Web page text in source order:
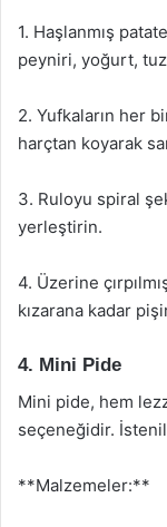
1. Haşlanmış
peyniri, yoğurt,
2. Yufkaların her
harçtan koyarak
3. Ruloyu spiral
yerleştirin.
4. Üzerine
kızarana kadar
4. Mini Pide
Mini pide, hem
seçeneğidir.
**Malzemeler:**